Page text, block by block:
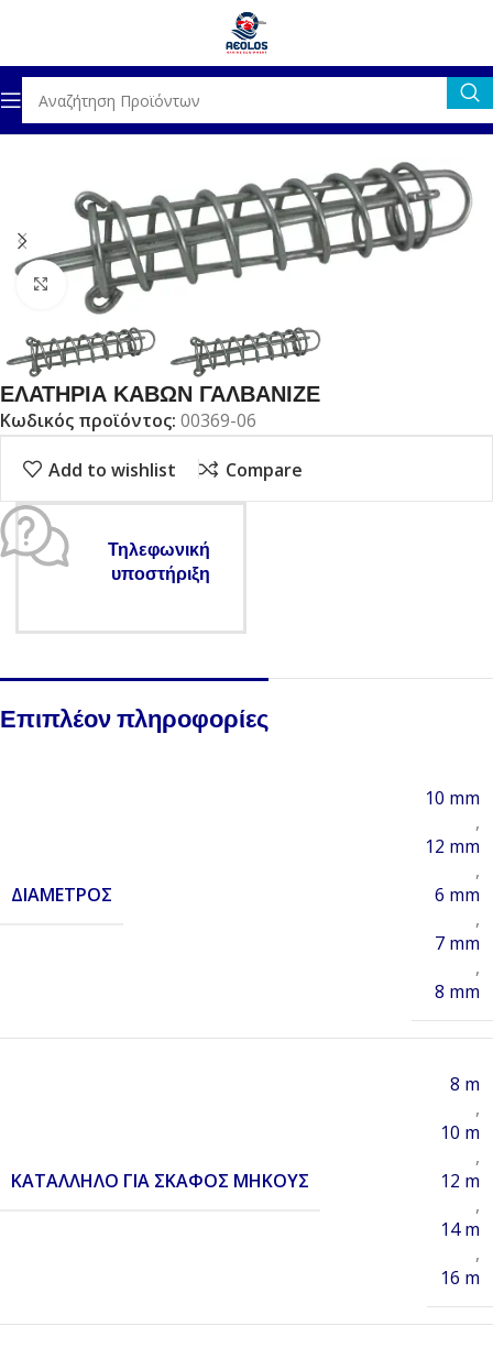
ΑΓΚΥΡΟΒΟΛΙΑ ΚΑΙ ΠΡΟΣΔΕΣΗ ΑΞΕΣΟΥΑΡ ΑΓΚΥΡΟΒΟΛΙΑΣ
Click to enlarge
ΕΛΑΤΗΡΙΑ ΚΑΒΩΝ ΓΑΛΒΑΝΙΖΕ
Κωδικός προϊόντος: 00369-06
Add to wishlist Compare
Τηλεφωνική
υποστήριξη
Επιπλέον πληροφορίες
ΔΙΆΜΕΤΡΟΣ
10 mm
,
12 mm
,
6 mm
,
7 mm
,
8 mm
ΚΑΤΆΛΛΗΛΟ ΓΙΑ ΣΚΆΦΟΣ ΜΉΚΟΥΣ
8 m
,
10 m
,
12 m
,
14 m
,
16 m